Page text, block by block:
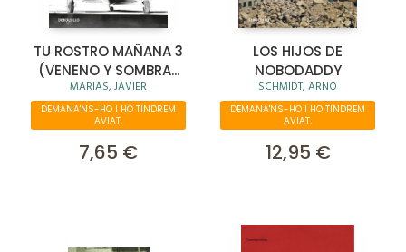
TU ROSTRO MAÑANA 3
(VENENO Y SOMBRA...
MARIAS, JAVIER
DEMANA'NS-HO I HO TINDREM
AVIAT.
7,65 €
LOS HIJOS DE
NOBODADDY
SCHMIDT, ARNO
DEMANA'NS-HO I HO TINDREM
AVIAT.
12,95 €